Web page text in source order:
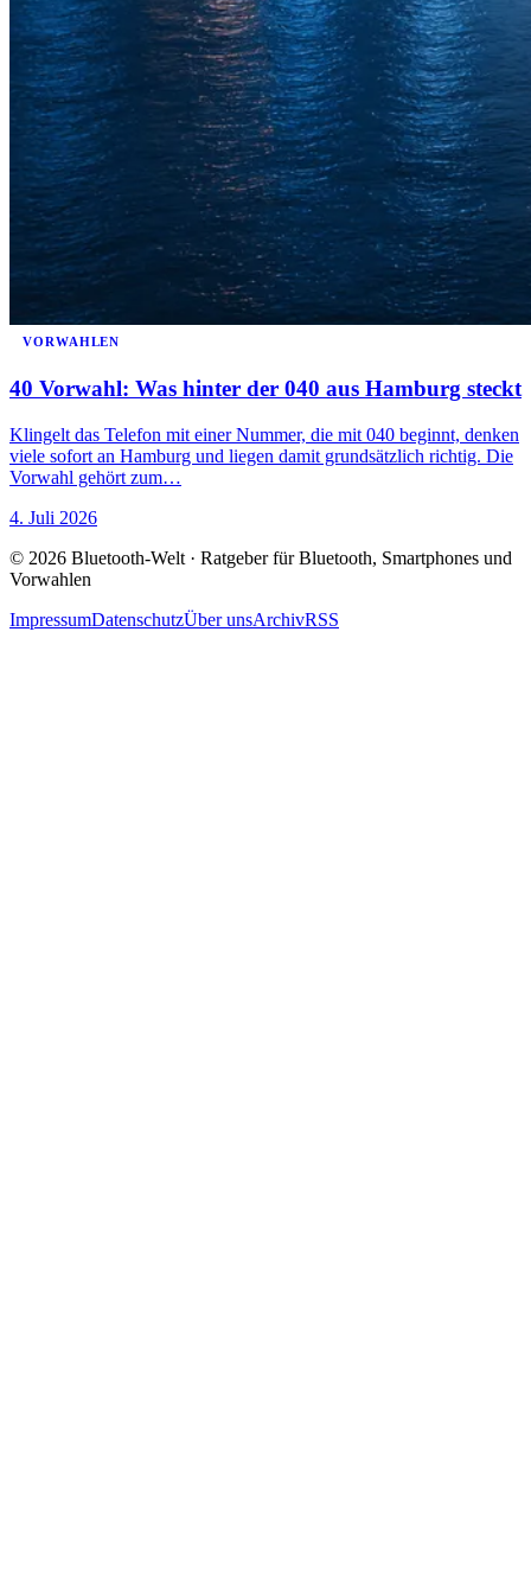
VORWAHLEN
40 Vorwahl: Was hinter der 040 aus Hamburg steckt
Klingelt das Telefon mit einer Nummer, die mit 040 beginnt, denken
viele sofort an Hamburg und liegen damit grundsätzlich richtig. Die
Vorwahl gehört zum…
4. Juli 2026
© 2026 Bluetooth-Welt · Ratgeber für Bluetooth, Smartphones und
Vorwahlen
ImpressumDatenschutzÜber unsArchivRSS